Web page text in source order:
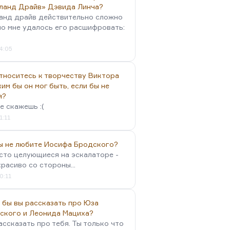
Драйв» Дэвида Линча?
драйв действительно сложно
мне удалось его расшифровать:
к творчеству Виктора
бы он мог быть, если бы не
скажешь :(
не любите Иосифа Бродского?
целующиеся на эскалаторе -
со стороны...
бы вы рассказать про Юза
и Леонида Мациха?
про тебя. Ты только что